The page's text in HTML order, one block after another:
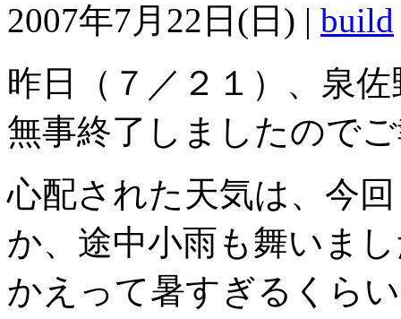
2007年7月22日(日) | build
昨日（７／２１）、泉
無事終了しましたので
心配された天気は、今
か、途中小雨も舞いま
かえって暑すぎるくら